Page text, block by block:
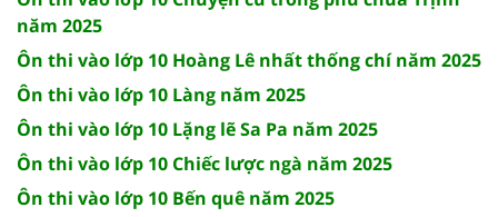
năm 2025
Ôn thi vào lớp 10 Hoàng Lê nhất thống chí năm 2025
Ôn thi vào lớp 10 Làng năm 2025
Ôn thi vào lớp 10 Lặng lẽ Sa Pa năm 2025
Ôn thi vào lớp 10 Chiếc lược ngà năm 2025
Ôn thi vào lớp 10 Bến quê năm 2025